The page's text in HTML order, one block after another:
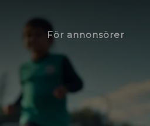
För annonsörer